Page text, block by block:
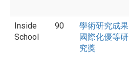
Inside
School
90
學術研究成果
國際化優等研
究獎